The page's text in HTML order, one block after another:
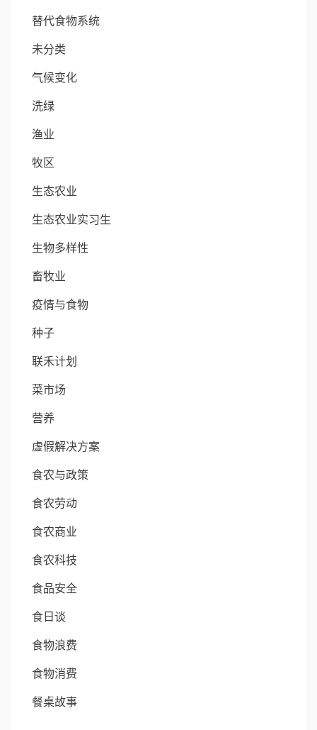
替代食物系统
未分类
气候变化
洗绿
渔业
牧区
生态农业
生态农业实习生
生物多样性
畜牧业
疫情与食物
种子
联禾计划
菜市场
营养
虚假解决方案
食农与政策
食农劳动
食农商业
食农科技
食品安全
食日谈
食物浪费
食物消费
餐桌故事